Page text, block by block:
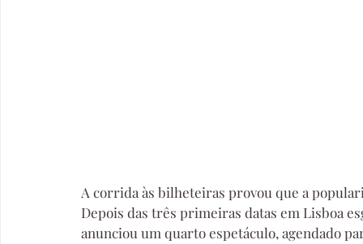
A corrida às bilheteiras provou que a
Depois das três primeiras datas em Lisboa
anunciou um quarto espetáculo, agendado